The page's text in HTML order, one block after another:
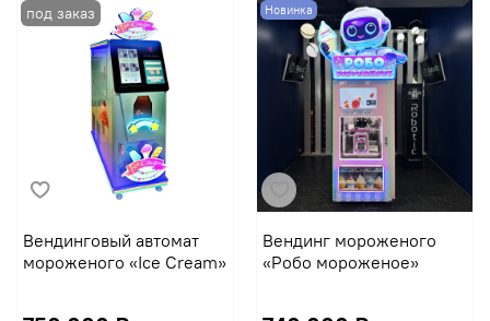
Вендинговый автомат
мороженого «Ice Cream»
Новинка
Вендинг мороженого
«Робо мороженое»